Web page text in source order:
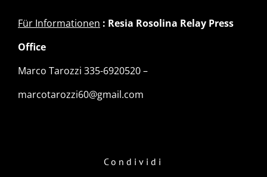
Für Informationen : Resia Rosolina Relay Press
Office
Marco Tarozzi 335-6920520 –
marcotarozzi60@gmail.com
Condividi